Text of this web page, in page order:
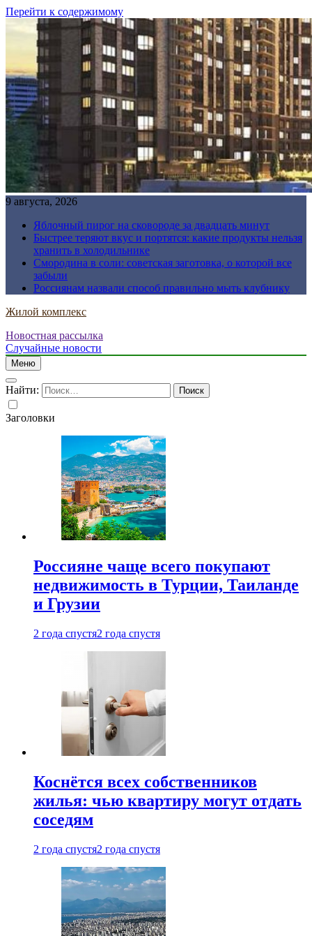
Перейти к содержимому
9 августа, 2026
Яблочный пирог на сковороде за двадцать минут
Быстрее теряют вкус и портятся: какие продукты нельзя
хранить в холодильнике
Смородина в соли: советская заготовка, о которой все
забыли
Россиянам назвали способ правильно мыть клубнику
Жилой комплекс
Новостная рассылка
Случайные новости
Меню
Найти:
Заголовки
Россияне чаще всего покупают
недвижимость в Турции, Таиланде
и Грузии
2 года спустя2 года спустя
Коснётся всех собственников
жилья: чью квартиру могут отдать
соседям
2 года спустя2 года спустя